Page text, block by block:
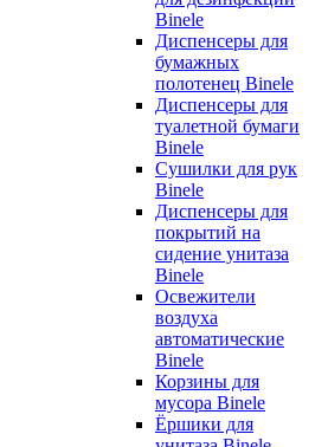
Binele
Диспенсеры для
бумажных
полотенец Binele
Диспенсеры для
туалетной бумаги
Binele
Сушилки для рук
Binele
Диспенсеры для
покрытий на
сидение унитаза
Binele
Освежители
воздуха
автоматические
Binele
Корзины для
мусора Binele
Ёршики для